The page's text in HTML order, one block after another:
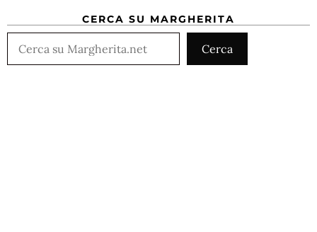
CERCA SU MARGHERITA
Cerca